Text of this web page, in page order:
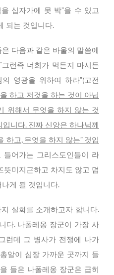
십자가에 못 박”을 수 있고
되는 것입니다.
다음과 같은 바울의 말씀에
런즉 너희가 먹든지 마시든
영광을 위하여 하라”(고전
하고 저것을 하는 것이 아닙
위해서 무엇을 하지 않는 것
니다. 진짜 신앙은 하나님께
하고, 무엇을 하지 않는” 것입
어가는 그리스도인들이 라
뜻미지근하고 차지도 않고 덥
게 될 것입니다.
실화를 소개하고자 합니다.
다. 나폴레옹 장군이 가장 사
런데 그 병사가 전쟁에 나가
알이 심장 가까운 곳까지 들
들은 나폴레옹 장군은 급히